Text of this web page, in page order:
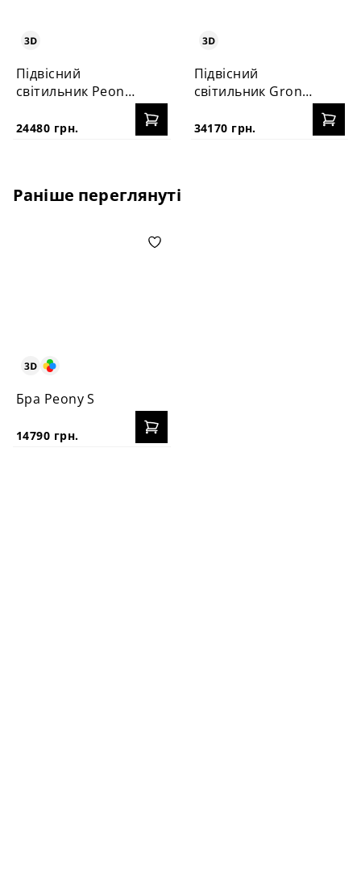
Підвісний
світильник Peony
24480 грн.
Підвісний
світильник Grono
34170 грн.
Раніше переглянуті
Бра Peony S
14790 грн.